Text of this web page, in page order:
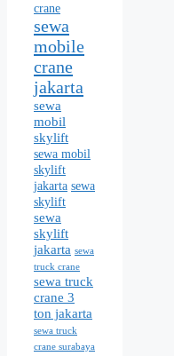
crane
sewa
mobile
crane
jakarta
sewa
mobil
skylift
sewa mobil
skylift
jakarta sewa
skylift
sewa
skylift
jakarta sewa
truck crane
sewa truck
crane 3
ton jakarta
sewa truck
crane surabaya